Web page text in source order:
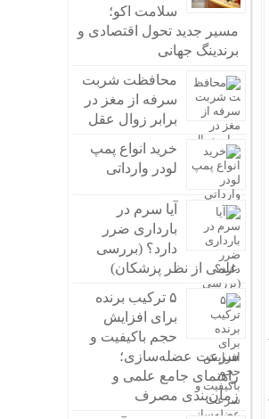
سلامت اکو؛
مسیر جدید تحول اقتصادی و
برندینگ جهانی
محافظت شربت
سرفه از مغز در
برابر زوال عقل
خرید انواع پمپ
لودر وارداتی
آیا سرم در
بارداری ضرر
دارد؟ (بررسی
علمی از نظر پزشکان)
۵ ترکیب برنده
برای افزایش
حجم باکیفیت و
سرعت عضله‌سازی؛
راهنمای جامع علمی و
زمان‌بندی مصرف